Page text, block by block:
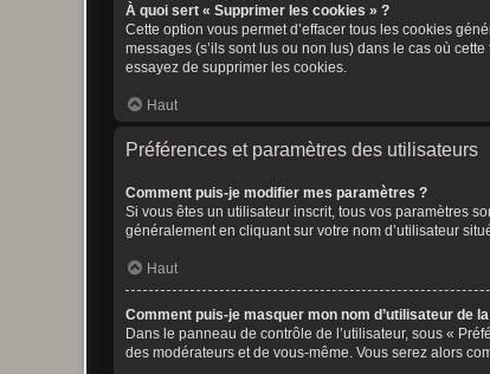
À quoi sert « Supprimer les cookies » ?
Cette option vous permet d’effacer tous les cookies
messages (s’ils sont lus ou non lus) dans le cas où
essayez de supprimer les cookies.
Haut
Préférences et paramètres des utilisateurs
Comment puis-je modifier mes paramètres ?
Si vous êtes un utilisateur inscrit, tous vos paramètres
généralement en cliquant sur votre nom d’utilisateur
Haut
Comment puis-je masquer mon nom d’utilisateur de
Dans le panneau de contrôle de l’utilisateur, sous «
des modérateurs et de vous-même. Vous serez alors